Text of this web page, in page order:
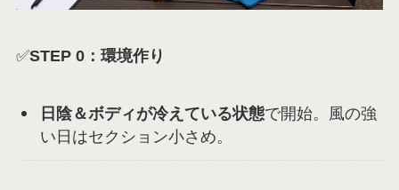
✅STEP 0：環境作り
日陰＆ボディが冷えている状態で開始。風の強
い日はセクション小さめ。